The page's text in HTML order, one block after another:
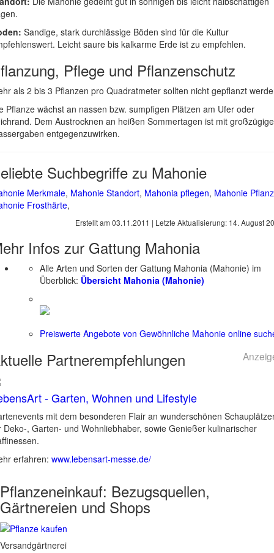
Sandige, stark durchlässige Böden sind für die Kultur
Leicht saure bis kalkarme Erde ist zu empfehlen.
Pflege und Pflanzenschutz
als 2 bis 3 Pflanzen pro Quadratmeter sollten nicht gepflanzt
Pflanze wächst an nassen bzw. sumpfigen Plätzen am Ufer oder
Dem Austrocknen an heißen Sommertagen ist mit
entgegenzuwirken.
Suchbegriffe zu Mahonie
Merkmale, Mahonie Standort, Mahonia pflegen, Mahonie
Frosthärte,
Erstellt am 03.11.2011 | Letzte Aktualisierung: 14. August
Infos zur Gattung Mahonia
Alle Arten und Sorten der Gattung Mahonia (Mahonie) im
Überblick: Übersicht Mahonia (Mahonie)
Preiswerte Angebote von Gewöhnliche Mahonie online
Partnerempfehlungen
- Garten, Wohnen und Lifestyle
mit dem besonderen Flair an wunderschönen
Deko-, Garten- und Wohnliebhaber, sowie Genießer kulinarischer
erfahren: www.lebensart-messe.de/
Pflanzeneinkauf: Bezugsquellen,
Gärtnereien und Shops
Versandgärtnerei